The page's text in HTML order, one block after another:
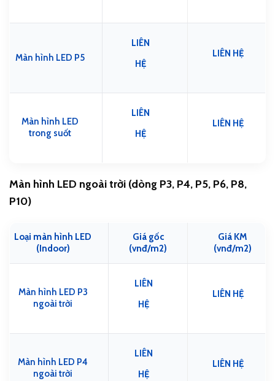
Màn hình LED P5
LIÊN
HỆ
LIÊN HỆ
Màn hình LED
trong suốt
LIÊN
HỆ
LIÊN HỆ
Màn hình LED ngoài trời (dòng P3, P4, P5, P6, P8,
P10)
Loại màn hình LED
(Indoor)
Giá gốc
(vnđ/m2)
Giá KM
(vnđ/m2)
Màn hình LED P3
ngoài trời
LIÊN
HỆ
LIÊN HỆ
Màn hình LED P4
ngoài trời
LIÊN
HỆ
LIÊN HỆ